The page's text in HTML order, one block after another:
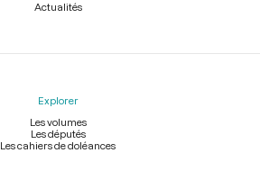
Actualités
Explorer
Les volumes
Les députés
Les cahiers de doléances